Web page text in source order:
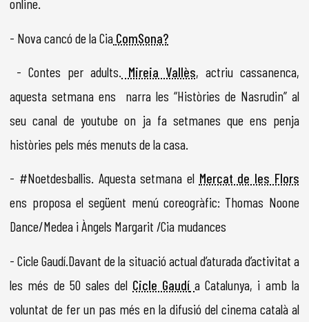
online.
- Nova cancó de la Cia ComSona?
- Contes per adults. Mireia Vallès, actriu cassanenca,
aquesta setmana ens narra les “Històries de Nasrudin” al
seu canal de youtube on ja fa setmanes que ens penja
històries pels més menuts de la casa.
- #Noetdesballis. Aquesta setmana el Mercat de les Flors
ens proposa el següent menú coreogràfic: Thomas Noone
Dance/Medea i Àngels Margarit /Cia mudances
- Cicle Gaudí.Davant de la situació actual d’aturada d’activitat a
les més de 50 sales del Cicle Gaudí a Catalunya, i amb la
voluntat de fer un pas més en la difusió del cinema català al